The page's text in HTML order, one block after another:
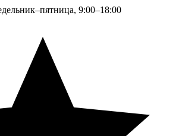
9:00–18:00